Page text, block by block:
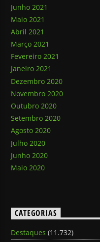
Junho 2021
Maio 2021
Abril 2021
Março 2021
Fevereiro 2021
Janeiro 2021
Dezembro 2020
Novembro 2020
Outubro 2020
Setembro 2020
Agosto 2020
Julho 2020
Junho 2020
Maio 2020
CATEGORIAS
Destaques (11.732)